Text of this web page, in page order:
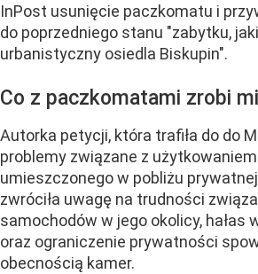
InPost usunięcie paczkomatu i
do poprzedniego stanu "zabytku,
urbanistyczny osiedla Biskupin".
Co z paczkomatami zrobi
Autorka petycji, która trafiła do do
problemy związane z
umieszczonego w pobliżu
zwróciła uwagę na trudności
samochodów w jego okolicy, hałas
oraz ograniczenie prywatności
obecnością kamer.